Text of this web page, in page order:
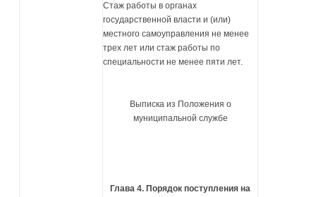
Стаж работы в органах
государственной власти и (или)
местного самоуправления не менее
трех лет или стаж работы по
специальности не менее пяти лет.
Выписка из Положения о
муниципальной службе
Глава 4. Порядок поступления на